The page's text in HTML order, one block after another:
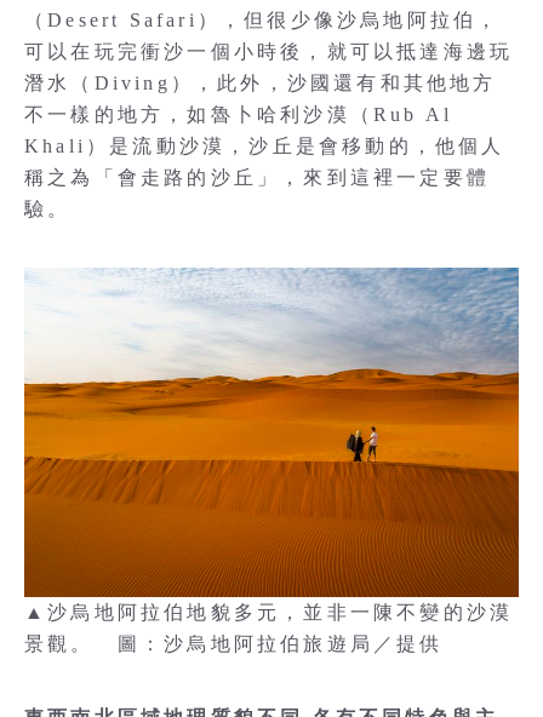
（Desert Safari），但很少像沙烏地阿拉伯，
可以在玩完衝沙一個小時後，就可以抵達海邊玩
潛水（Diving），此外，沙國還有和其他地方
不一樣的地方，如魯卜哈利沙漠（Rub Al
Khali）是流動沙漠，沙丘是會移動的，他個人
稱之為「會走路的沙丘」，來到這裡一定要體
驗。
▲沙烏地阿拉伯地貌多元，並非一陳不變的沙漠
景觀。 圖：沙烏地阿拉伯旅遊局／提供